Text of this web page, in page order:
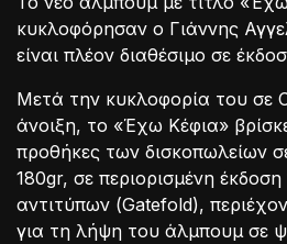
κυκλοφόρησαν ο Γιάννης
είναι πλέον διαθέσιμο σε
Μετά την κυκλοφορία του σε
άνοιξη, το «Έχω Κέφια»
προθήκες των δισκοπωλείων
180gr, σε περιορισμένη
αντιτύπων (Gatefold),
για τη λήψη του άλμπουμ σε